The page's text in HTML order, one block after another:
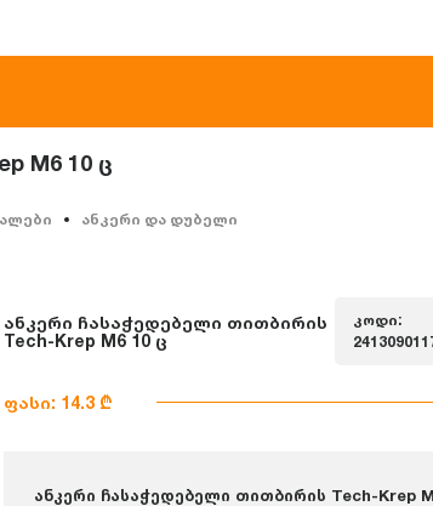
M6 10 ც
ანკერი და დუბელი
ანკერი ჩასაჭედებელი თითბირის
Tech-Krep M6 10 ც
კოდი:
ფასი: 14.3 ₾
ანკერი ჩასაჭედებელი თითბირის Tech-Krep